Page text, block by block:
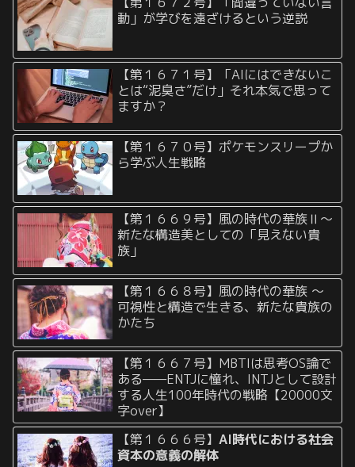
動」が学びを遠ざけるという逆説
【第１６７１号】「AIにはできないこ
とは“泥臭さ”だけ」それ本気で思って
ますか？
【第１６７０号】ポケモンスリープか
ら学ぶ人生戦略
【第１６６９号】風の時代の華族Ⅱ〜
新たな構造美としての「見えない貴
族」
【第１６６８号】風の時代の華族 〜
可視性と構造で生きる、新たな貴族の
かたち
【第１６６７号】MBTIは思考OS論で
ある——ENTJに憧れ、INTJとして設計
する人生100年時代の戦略【20000文
字over】
【第１６６６号】AI時代における社会
資本の意義の解体